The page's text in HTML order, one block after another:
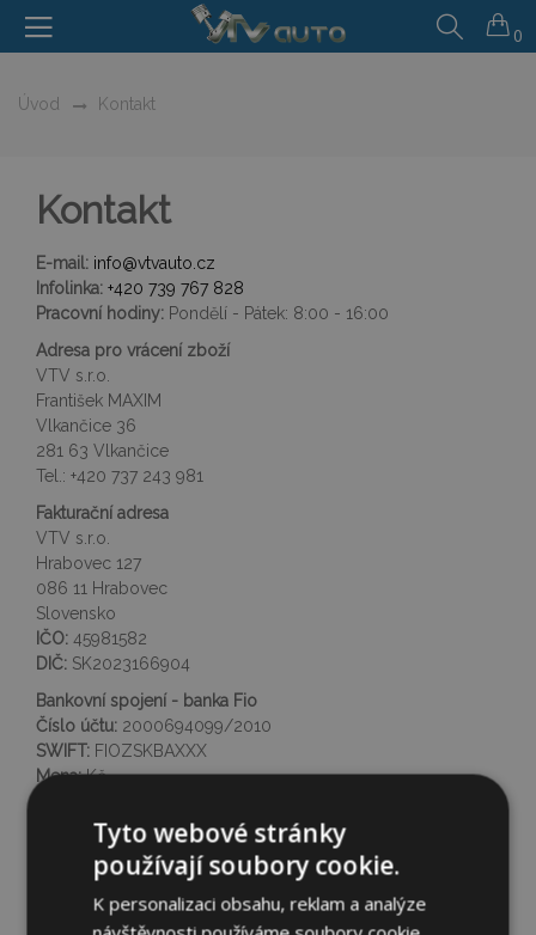
0
Úvod Kontakt
Kontakt
E-mail: info@vtvauto.cz
Infolinka: +420 739 767 828
Pracovní hodiny: Pondělí - Pátek: 8:00 - 16:00
Adresa pro vrácení zboží
VTV s.r.o.
František MAXIM
Vlkančice 36
281 63 Vlkančice
Tel.: +420 737 243 981
Fakturační adresa
VTV s.r.o.
Hrabovec 127
086 11 Hrabovec
Slovensko
IČO: 45981582
DIČ: SK2023166904
Bankovní spojení - banka Fio
Číslo účtu: 2000694099/2010
SWIFT: FIOZSKBAXXX
Mena:Kč
soudem Prešov, vložka číslo 23862/P.
Orgán dohledu: Inspektorát Slovenské obchodní inspekce
080 01 Prešov 1
Tyto webové stránky
používají soubory cookie.
K personalizaci obsahu, reklam a analýze